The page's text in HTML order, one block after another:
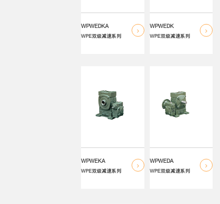
WPWEDKA
WPE双级减速系列
WPWEDK
WPE双级减速系列
WPWEKA
WPE双级减速系列
WPWEDA
WPE双级减速系列